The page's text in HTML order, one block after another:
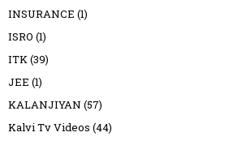
INSURANCE (1)
ISRO (1)
ITK(39)
JEE (1)
KALANJIYAN (57)
Kalvi Tv Videos (44)